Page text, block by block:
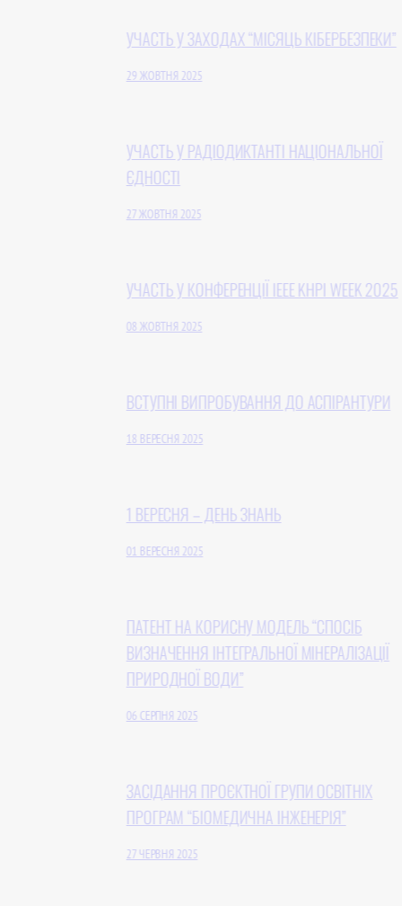
УЧАСТЬ У ЗАХОДАХ “МІСЯЦЬ КІБЕРБЕЗПЕКИ”
29 ЖОВТНЯ 2025
УЧАСТЬ У РАДІОДИКТАНТІ НАЦІОНАЛЬНОЇ
ЄДНОСТІ
27 ЖОВТНЯ 2025
УЧАСТЬ У КОНФЕРЕНЦІЇ IEEE KHPI WEEK 2025
08 ЖОВТНЯ 2025
ВСТУПНІ ВИПРОБУВАННЯ ДО АСПІРАНТУРИ
18 ВЕРЕСНЯ 2025
1 ВЕРЕСНЯ – ДЕНЬ ЗНАНЬ
01 ВЕРЕСНЯ 2025
ПАТЕНТ НА КОРИСНУ МОДЕЛЬ “СПОСІБ
ВИЗНАЧЕННЯ ІНТЕГРАЛЬНОЇ МІНЕРАЛІЗАЦІЇ
ПРИРОДНОЇ ВОДИ”
06 СЕРПНЯ 2025
ЗАСІДАННЯ ПРОЄКТНОЇ ГРУПИ ОСВІТНІХ
ПРОГРАМ “БІОМЕДИЧНА ІНЖЕНЕРІЯ”
27 ЧЕРВНЯ 2025